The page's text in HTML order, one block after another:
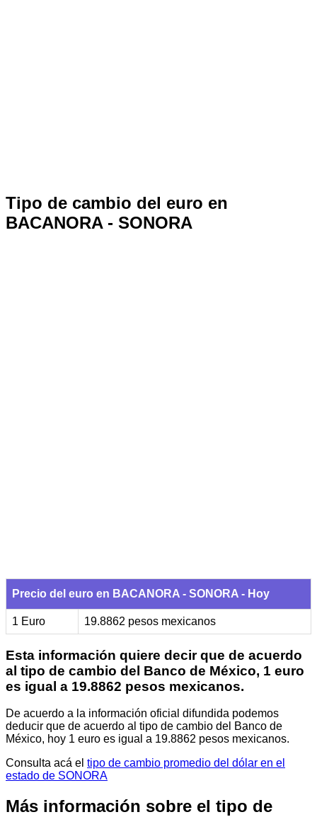
Tipo de cambio del euro en
BACANORA - SONORA
Precio del euro en BACANORA - SONORA - Hoy
1 Euro 19.8862 pesos mexicanos
Esta información quiere decir que de acuerdo
al tipo de cambio del Banco de México, 1 euro
es igual a 19.8862 pesos mexicanos.
De acuerdo a la información oficial difundida podemos
deducir que de acuerdo al tipo de cambio del Banco de
México, hoy 1 euro es igual a 19.8862 pesos mexicanos.
Consulta acá el tipo de cambio promedio del dólar en el
estado de SONORA
Más información sobre el tipo de